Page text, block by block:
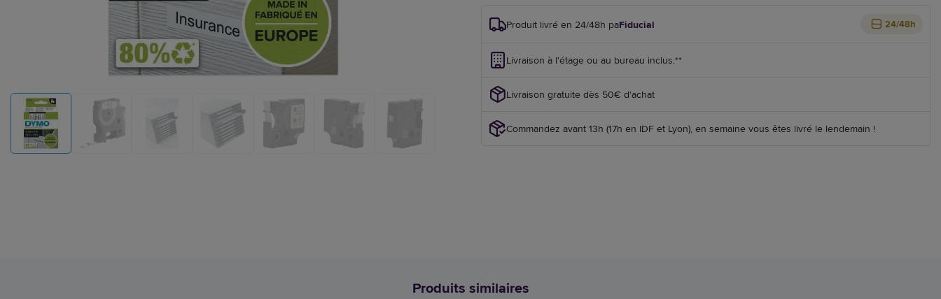
Produit livré en 24/48h parFiducial 24/48h
Livraison à l'étage ou au bureau inclus.**
Livraison gratuite dès 50€ d'achat
Commandez avant 13h (17h en IDF et Lyon), en semaine vous êtes livré le lendemain !
Produits similaires